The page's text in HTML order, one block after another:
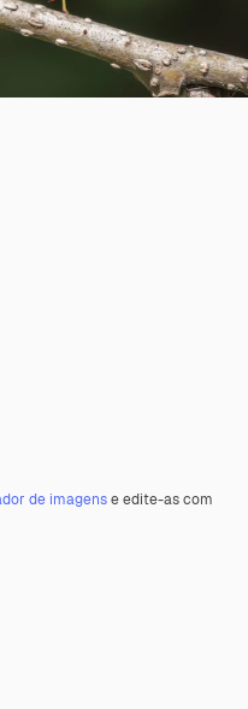
de imagense edite-as com